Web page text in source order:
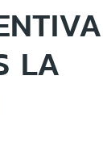
LA